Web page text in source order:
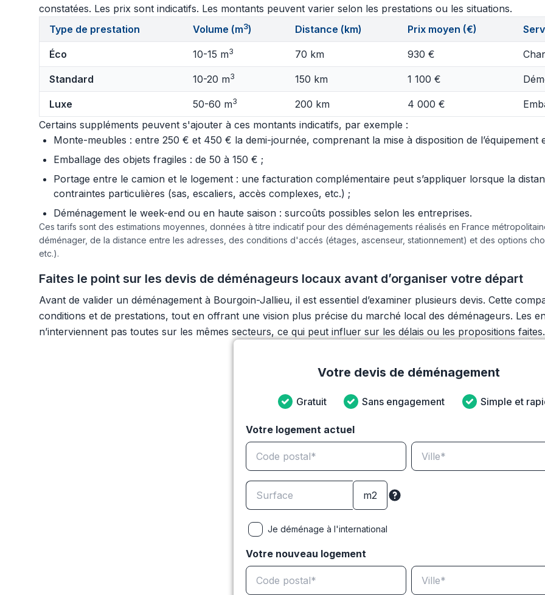
constatées. Les prix sont indicatifs. Les montants peuvent varier selon les prestations ou les situations.
Type de prestation
Volume (m3) Distance (km) Prix moyen (€)
Éco 10-15 m3 70 km 930 €
Standard 10-20 m3 150 km 1 100 €
Luxe 50-60 m3 200 km 4 000 €
Certains suppléments peuvent s'ajouter à ces montants indicatifs, par exemple :
Monte-meubles : entre 250 € et 450 € la demi-journée, comprenant la mise à disposition de l’équipement
Emballage des objets fragiles : de 50 à 150 € ;
Portage entre le camion et le logement : une facturation complémentaire peut s’appliquer lorsque la
contraintes particulières (sas, escaliers, accès complexes, etc.) ;
Déménagement le week-end ou en haute saison : surcoûts possibles selon les entreprises.
Ces tarifs sont des estimations moyennes, données à titre indicatif pour des déménagements réalisés en France
déménager, de la distance entre les adresses, des conditions d'accés (étages, ascenseur, stationnement) et des options
etc.).
Faites le point sur les devis de déménageurs locaux avant d’organiser votre départ
Avant de valider un déménagement à Bourgoin-Jallieu, il est essentiel d’examiner plusieurs devis. Cette
conditions et de prestations, tout en offrant une vision plus précise du marché local des déménageurs. Les
n’interviennent pas toutes sur les mêmes secteurs, ce qui peut influer sur les délais ou les propositions faites.
Votre devis de déménagement
Gratuit Sans engagement Simple et
Votre logement actuel
Je déménage à l'international
Votre nouveau logement